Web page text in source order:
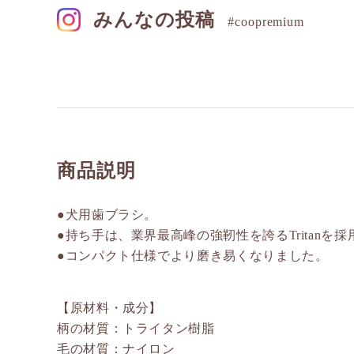
みんなの投稿 #coopremium
商品説明
●犬用歯ブラシ。
●持ち手は、業界最高峰の強靭性を誇るTritanを採
●コンパクト仕様でより磨き易くなりました。
【原材料・成分】
柄の材質：トライタン樹脂
毛の材質：ナイロン